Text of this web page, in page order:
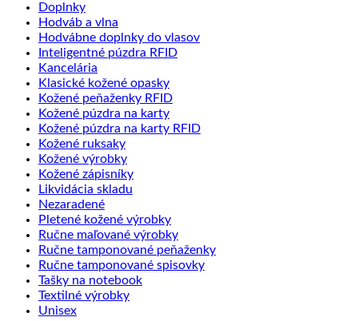
Doplnky
Hodváb a vlna
Hodvábne doplnky do vlasov
Inteligentné púzdra RFID
Kancelária
Klasické kožené opasky
Kožené peňaženky RFID
Kožené púzdra na karty
Kožené púzdra na karty RFID
Kožené ruksaky
Kožené výrobky
Kožené zápisníky
Likvidácia skladu
Nezaradené
Pletené kožené výrobky
Ručne maľované výrobky
Ručne tamponované peňaženky
Ručne tamponované spisovky
Tašky na notebook
Textilné výrobky
Unisex